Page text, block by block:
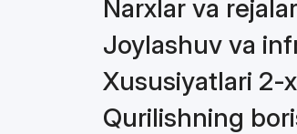
Narxlar va
Joylashuv va
Xususiyatlari 2-
Qurilishning